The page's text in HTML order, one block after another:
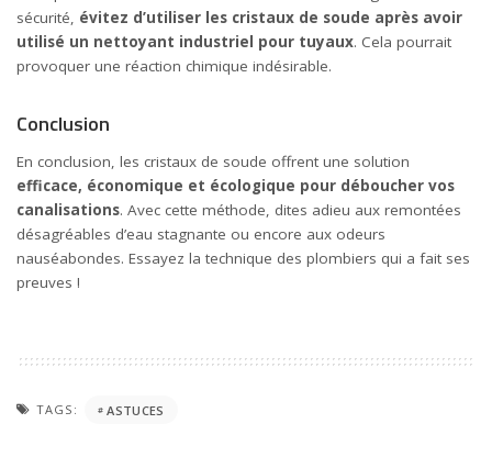
sécurité, évitez d’utiliser les cristaux de soude après avoir
utilisé un nettoyant industriel pour tuyaux. Cela pourrait
provoquer une réaction chimique indésirable.
Conclusion
En conclusion, les cristaux de soude offrent une solution
efficace, économique et écologique pour déboucher vos
canalisations. Avec cette méthode, dites adieu aux remontées
désagréables d’eau stagnante ou encore aux odeurs
nauséabondes. Essayez la technique des plombiers qui a fait ses
preuves !
TAGS: ASTUCES